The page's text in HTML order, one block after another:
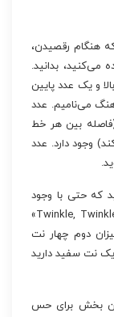
هنگام رقصیدن،
می‌کنید، بدانید.
و یک عدد پایین
می‌نامیم. عدد
بین هر خط
وجود دارد. عدد
که حتی با وجود
اینکه علامت میزان ۴/۴ در آهنگ «Twinkle, Twinkle Little Star»
دوم چهار نت
نت سفید دارید
بخش برای حس